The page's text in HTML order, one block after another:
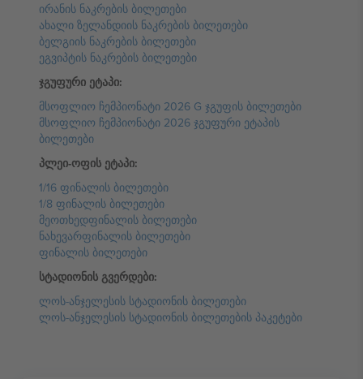
ირანის ნაკრების ბილეთები
ახალი ზელანდიის ნაკრების ბილეთები
ბელგიის ნაკრების ბილეთები
ეგვიპტის ნაკრების ბილეთები
ჯგუფური ეტაპი:
მსოფლიო ჩემპიონატი 2026 G ჯგუფის ბილეთები
მსოფლიო ჩემპიონატი 2026 ჯგუფური ეტაპის
ბილეთები
პლეი-ოფის ეტაპი:
1/16 ფინალის ბილეთები
1/8 ფინალის ბილეთები
მეოთხედფინალის ბილეთები
ნახევარფინალის ბილეთები
ფინალის ბილეთები
სტადიონის გვერდები:
ლოს-ანჯელესის სტადიონის ბილეთები
ლოს-ანჯელესის სტადიონის ბილეთების პაკეტები